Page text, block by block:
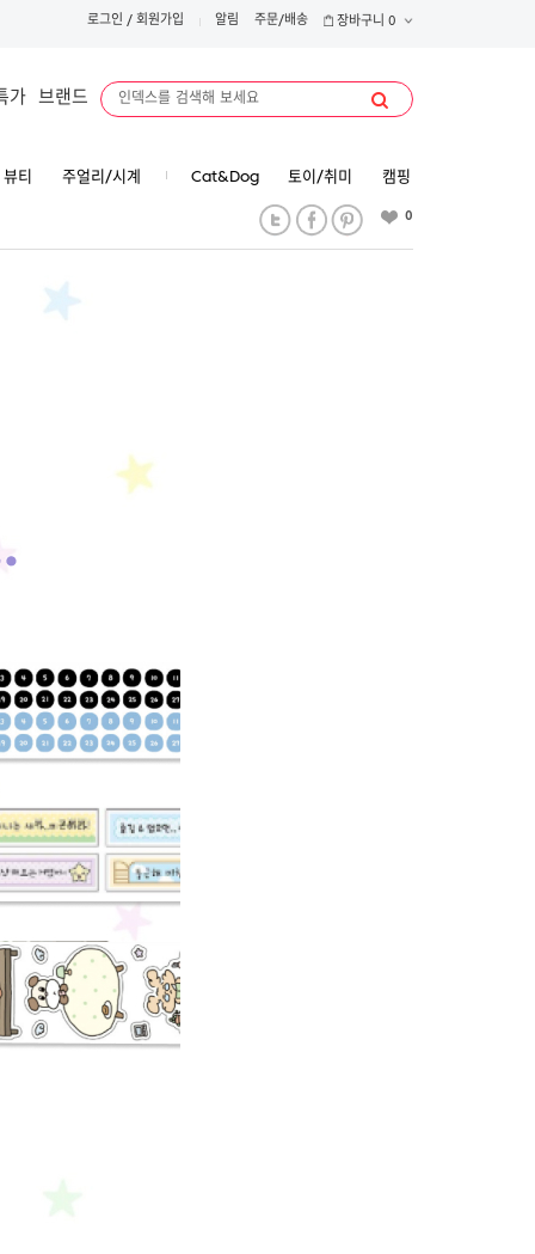
로그인 / 회원가입 알림 주문/배송 장바구니 0
가 브랜드
뷰티 주얼리/시계 Cat&Dog 토이/취미 캠핑
0